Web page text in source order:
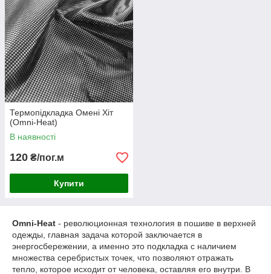
Термопідкладка Омені Хіт
(Omni-Heat)
В наявності
120 ₴/пог.м
Купити
Omni-Heat - революционная технология в пошиве в верхней
одежды, главная задача которой заключается в
энергосбережении, а именно это подкладка с наличием
множества серебристых точек, что позволяют отражать
тепло, которое исходит от человека, оставляя его внутри. В